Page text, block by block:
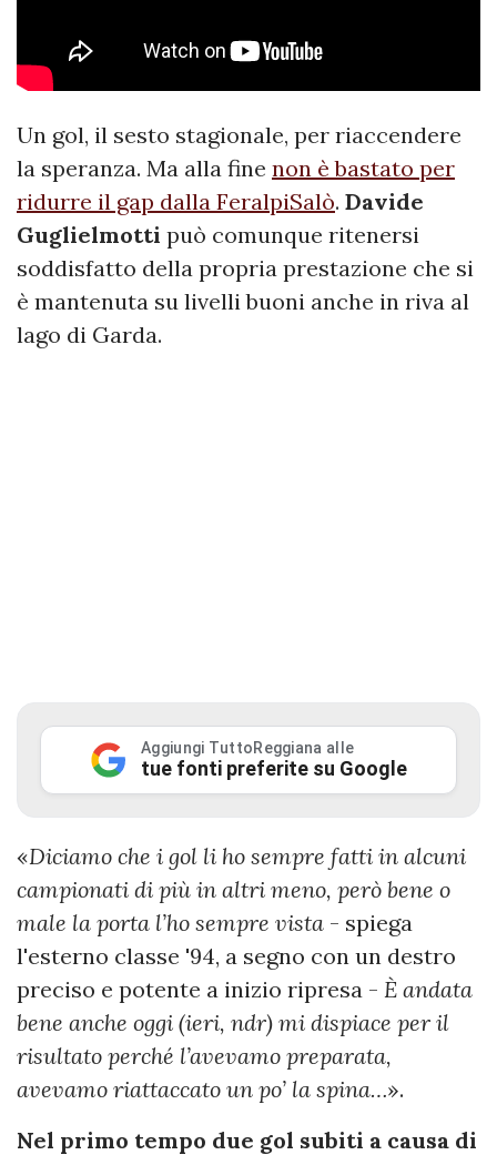
Un gol, il sesto stagionale, per riaccendere
la speranza. Ma alla fine non è bastato per
ridurre il gap dalla FeralpiSalò. Davide
Guglielmotti può comunque ritenersi
soddisfatto della propria prestazione che si
è mantenuta su livelli buoni anche in riva al
lago di Garda.
Aggiungi TuttoReggiana alle
tue fonti preferite su Google
«Diciamo che i gol li ho sempre fatti in alcuni
campionati di più in altri meno, però bene o
male la porta l’ho sempre vista - spiega
l'esterno classe '94, a segno con un destro
preciso e potente a inizio ripresa - È andata
bene anche oggi (ieri, ndr) mi dispiace per il
risultato perché l’avevamo preparata,
avevamo riattaccato un po’ la spina…».
Nel primo tempo due gol subiti a causa di